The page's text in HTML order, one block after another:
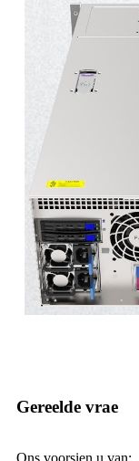
Gereelde vrae